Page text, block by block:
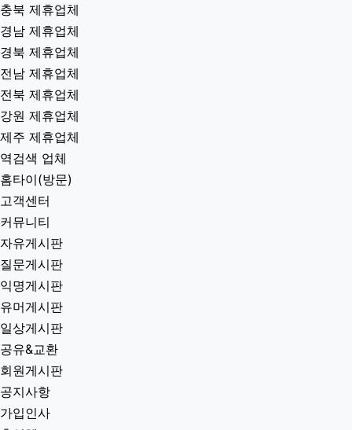
충북 제휴업체
경남 제휴업체
경북 제휴업체
전남 제휴업체
전북 제휴업체
강원 제휴업체
제주 제휴업체
역검색 업체
홈타이(방문)
고객센터
커뮤니티
자유게시판
질문게시판
익명게시판
유머게시판
일상게시판
공유&교환
회원게시판
공지사항
가입인사